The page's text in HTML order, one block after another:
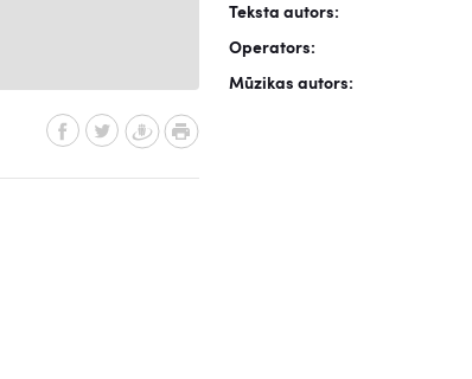
Teksta autors:
Operators:
Mūzikas autors: